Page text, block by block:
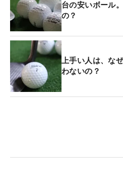
台の安いボール
の？
上手い人は、な
わないの？